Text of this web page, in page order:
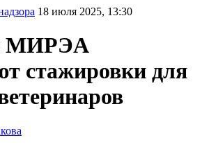
18 июля 2025, 13:30
МИРЭА
стажировки для